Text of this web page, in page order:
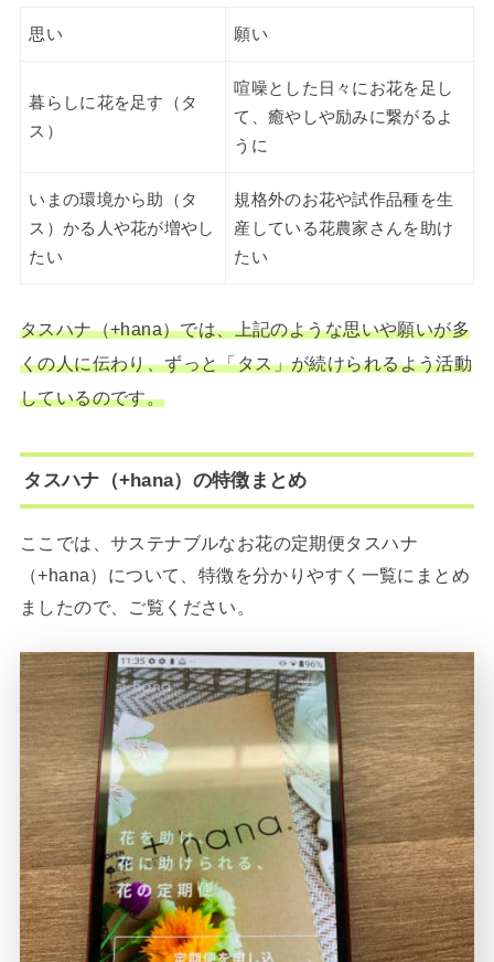
思い 願い
暮らしに花を足す（タ
ス）
喧噪とした日々にお花を足し
て、癒やしや励みに繋がるよ
うに
いまの環境から 助（タ
ス）かる人や花が増やし
たい
規格外のお花や試作品種を生
産している花農家さんを助け
たい
タスハナ（+hana）では、上記のような思いや願いが多
くの人に伝わり、ずっと「タス」が続けられるよう活動
しているのです。
タスハナ（+hana）の特徴まとめ
ここでは、サステナブルなお花の定期便タスハナ
（+hana）について、特徴を分かりやすく一覧にまとめ
ましたので、ご覧ください。